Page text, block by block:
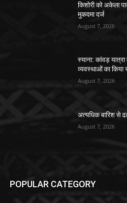
किशोरी को अकेला
मुकदमा दर्ज
August 7, 2026
स्याना: कांवड़
व्यवस्थाओं का किया
August 7, 2026
अत्यधिक बारिश से
August 7, 2026
POPULAR CATEGORY